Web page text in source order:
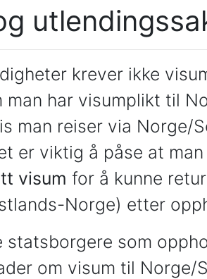
krever ikke
man har visumplikt til
man reiser via Norge/
er viktig å påse at
visum for å kunne
Norge) etter
statsborgere som
om visum til Norge/